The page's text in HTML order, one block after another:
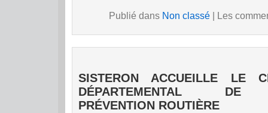
Publié dans Non classé| Les
SISTERON ACCUEILLE LE
DÉPARTEMENTAL DE
PRÉVENTION ROUTIÈRE